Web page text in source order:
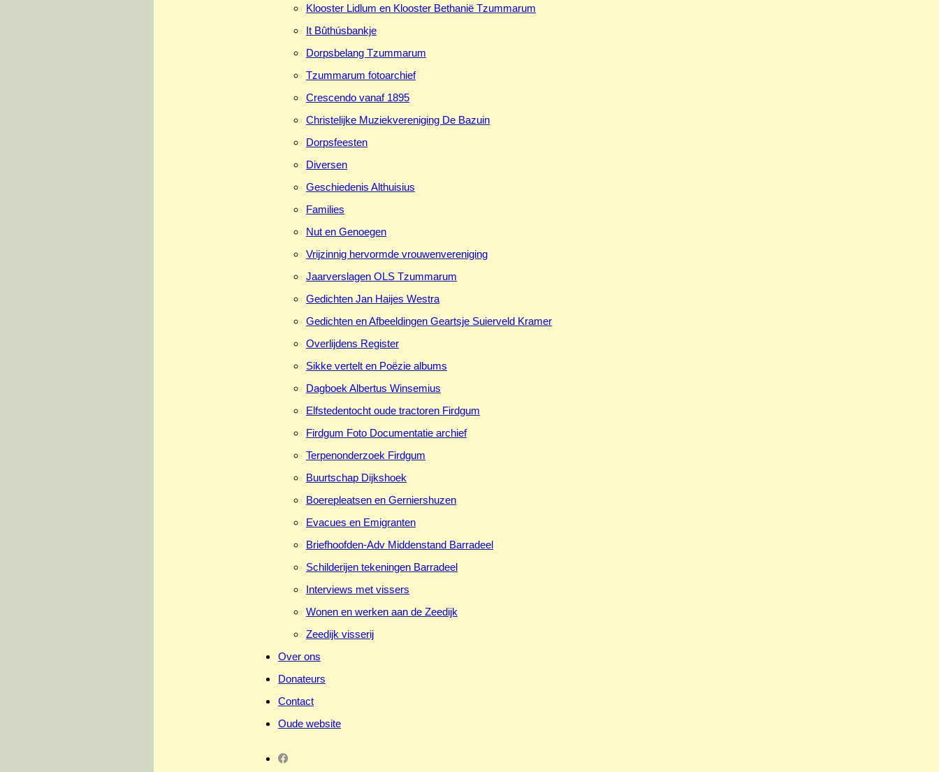
Klooster Lidlum en Klooster Bethanië Tzummarum
It Bûthúsbankje
Dorpsbelang Tzummarum
Tzummarum fotoarchief
Crescendo vanaf 1895
Christelijke Muziekvereniging De Bazuin
Dorpsfeesten
Diversen
Geschiedenis Althuisius
Families
Nut en Genoegen
Vrijzinnig hervormde vrouwenvereniging
Jaarverslagen OLS Tzummarum
Gedichten Jan Haijes Westra
Gedichten en Afbeeldingen Geartsje Suierveld Kramer
Overlijdens Register
Sikke vertelt en Poëzie albums
Dagboek Albertus Winsemius
Elfstedentocht oude tractoren Firdgum
Firdgum Foto Documentatie archief
Terpenonderzoek Firdgum
Buurtschap Dijkshoek
Boerepleatsen en Gerniershuzen
Evacues en Emigranten
Briefhoofden-Adv Middenstand Barradeel
Schilderijen tekeningen Barradeel
Interviews met vissers
Wonen en werken aan de Zeedijk
Zeedijk visserij
Over ons
Donateurs
Contact
Oude website